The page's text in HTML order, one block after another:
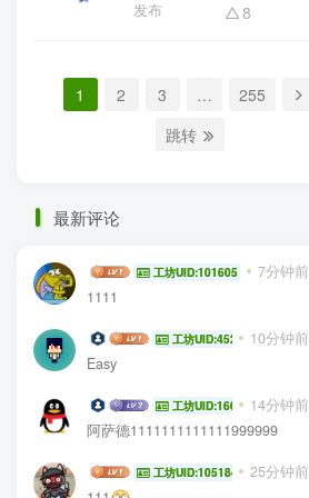
发布
8
1 2 3 …
255
跳转
最新评论
Frieren 工坊UID:101605 7分钟前
1111
Aimed Goose工坊UID:45294 10分钟前
Easy
awa114514 工坊UID:16020 14分钟前
阿萨德1111111111111999999
wang134591工坊UID:105184 25分钟前